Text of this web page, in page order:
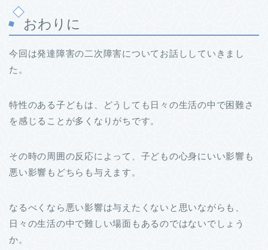
おわりに
今回は発達障害の二次障害についてお話ししていきまし
た。
特性のある子どもは、どうしても日々の生活の中で困難さ
を感じることが多くなりがちです。
その時の周囲の反応によって、子どもの心身にいい影響も
悪い影響もどちらも与えます。
なるべくなら悪い影響は与えたくないと思いながらも、
日々の生活の中で難しい場面もあるのではないでしょう
か。